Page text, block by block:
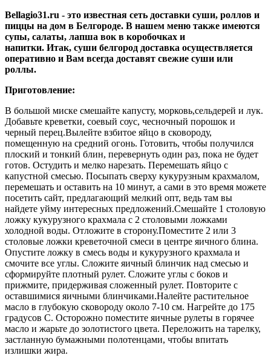
Bellagio31.ru - это известная сеть доставки суши, роллов и
пиццы на дом в Белгороде. В нашем меню также имеются
супы, салаты, лапша вок в коробочках и
напитки. Итак, суши белгород доставка осуществляется
оперативно и Вам всегда доставят свежие суши или
роллы.
Приготовление:
В большой миске смешайте капусту, морковь,сельдерей и лук.
Добавьте креветки, соевый соус, чесночный порошок и
черный перец.Вылейте взбитое яйцо в сковороду,
помещенную на средний огонь. Готовить, чтобы получился
плоский и тонкий блин, перевернуть один раз, пока не будет
готов. Остудить и мелко нарезать. Перемешать яйцо с
капустной смесью. Посыпать сверху кукурузным крахмалом,
перемешать и оставить на 10 минут, а сами в это время можете
посетить сайт, предлагающий мелкий опт, ведь там вы
найдете уйму интересных предложений.Смешайте 1 столовую
ложку кукурузного крахмала с 2 столовыми ложками
холодной воды. Отложите в сторону.Поместите 2 или 3
столовые ложки креветочной смеси в центре яичного блина.
Опустите ложку в смесь воды и кукурузного крахмала и
смочите все углы. Сложите яичный блинчик над смесью и
сформируйте плотный рулет. Сложите углы с боков и
прижмите, придерживая сложенный рулет. Повторите с
оставшимися яичными блинчиками.Налейте растительное
масло в глубокую сковороду около 7-10 см. Нагрейте до 175
градусов С. Осторожно поместите яичные рулеты в горячее
масло и жарьте до золотистого цвета. Переложить на тарелку,
застланную бумажными полотенцами, чтобы впитать
излишки жира.